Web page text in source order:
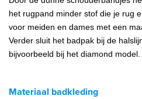
het rugpand minder stof die je rug
voor meiden en dames met een
Verder sluit het badpak bij de
bijvoorbeeld bij het diamond model.
Materiaal badkleding